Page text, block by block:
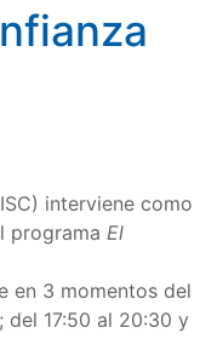
interviene como
programa El
en 3 momentos del
del 17:50 al 20:30 y